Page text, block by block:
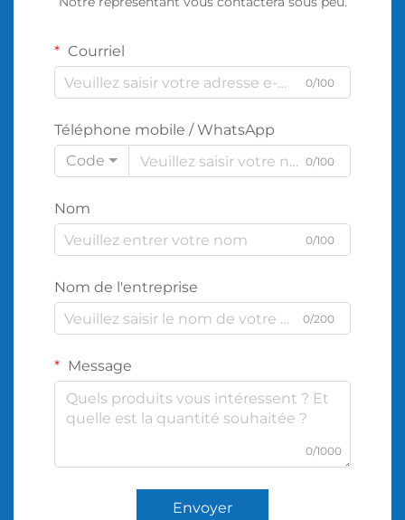
Courriel
0/100
Téléphone mobile / WhatsApp
Code
0/100
Nom
0/100
Nom de l'entreprise
0/200
Message
0/1000
Envoyer